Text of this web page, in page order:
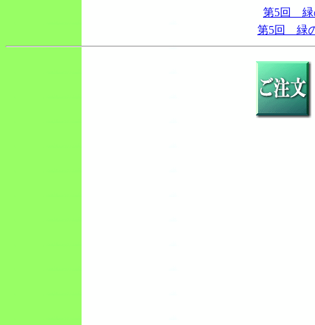
第5回 緑
第5回 緑